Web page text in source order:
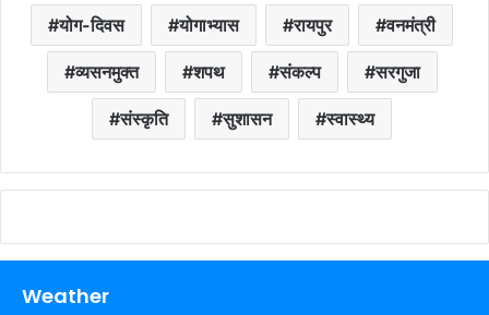
योग-दिवस योगाभ्यास रायपुर वनमंत्री
व्यसनमुक्त शपथ संकल्प सरगुजा
संस्कृति सुशासन स्वास्थ्य
Weather